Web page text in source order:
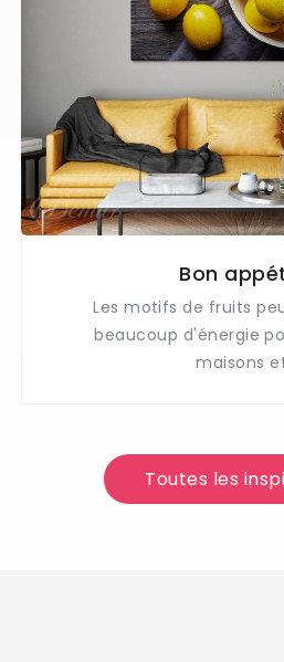
Bon
Les motifs de fruits
beaucoup d'énergie
maisons
Toutes les